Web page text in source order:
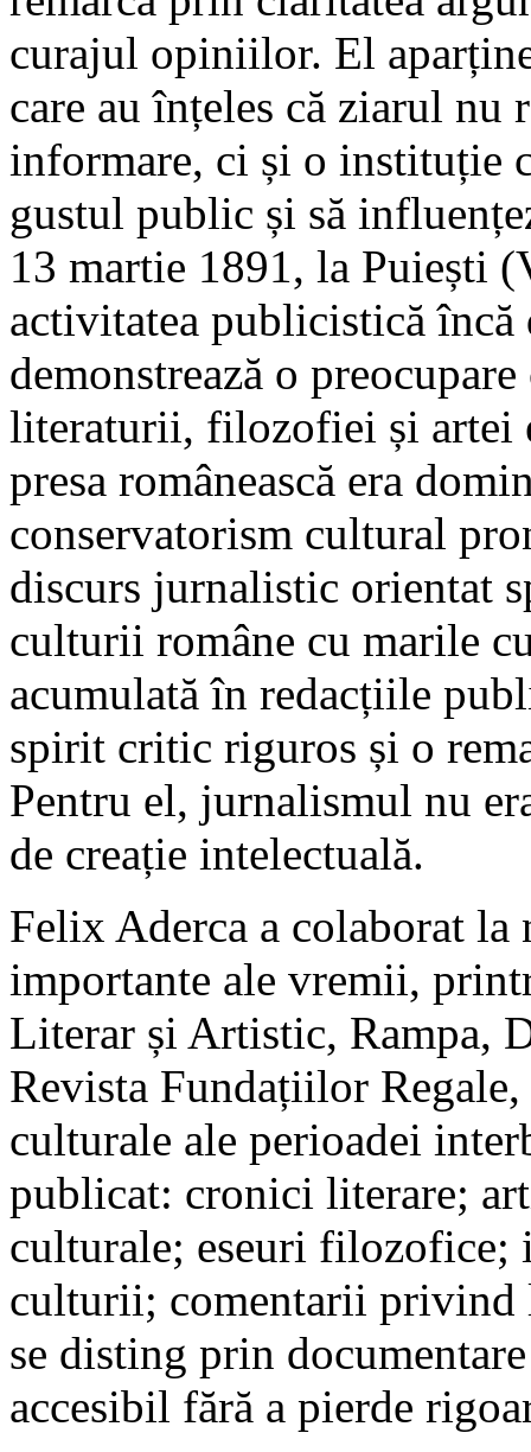
curajul opiniilor. El
care au înțeles că ziarul nu
informare, ci și o instituție
gustul public și să
13 martie 1891, la Puiești
activitatea publicistică
demonstrează o
literaturii, filozofiei și artei
presa românească era
conservatorism cultural
discurs jurnalistic orientat
culturii române cu marile
acumulată în redacțiile
spirit critic riguros și o
Pentru el, jurnalismul nu
de creație intelectuală.
Felix Aderca a colaborat la
importante ale vremii,
Literar și Artistic, Rampa,
Revista Fundațiilor
culturale ale perioadei
publicat: cronici literare;
culturale; eseuri filozofice;
culturii; comentarii privind
se disting prin
accesibil fără a pierde